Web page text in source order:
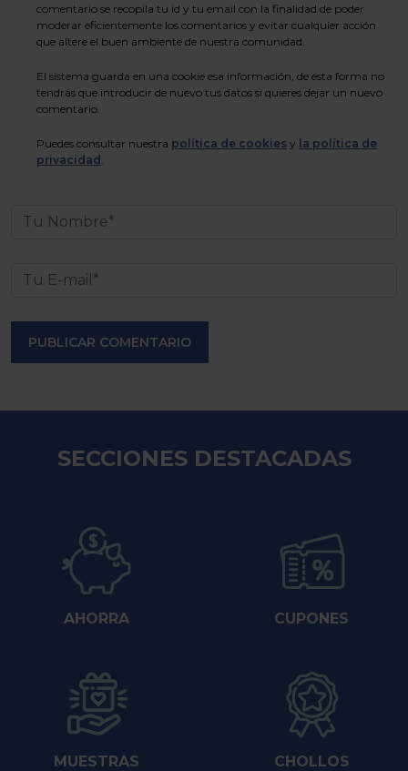
comentario se recopila tu id y tu email con la finalidad de poder
moderar eficientemente los comentarios y evitar cualquier acción
que altere el buen ambiente de nuestra comunidad.
El sistema guarda en una cookie esa información, de esta forma no
tendrás que introducir de nuevo tus datos si quieres dejar un nuevo
comentario.
Puedes consultar nuestra política de cookies y la política de
privacidad .
PUBLICAR COMENTARIO
SECCIONES DESTACADAS
AHORRA CUPONES
MUESTRAS CHOLLOS